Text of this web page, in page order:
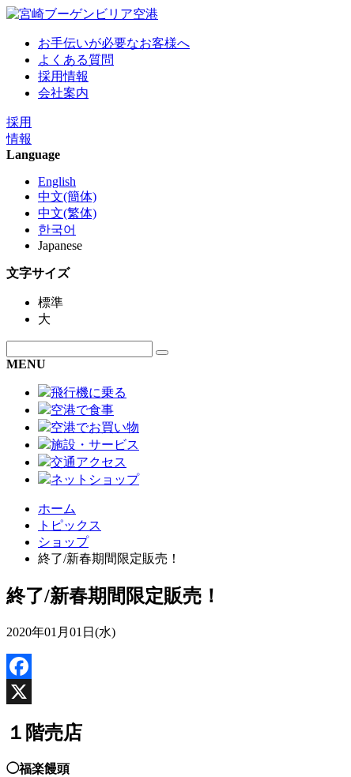
お手伝いが必要なお客様へ
よくある質問
採用情報
会社案内
採用
情報
Language
English
中文(簡体)
中文(繁体)
한국어
Japanese
文字サイズ
標準
大
MENU
飛行機に乗る
空港で食事
空港でお買い物
施設・サービス
交通アクセス
ネットショップ
ホーム
トピックス
ショップ
終了/新春期間限定販売！
終了/新春期間限定販売！
2020年01月01日(水)
Facebook
１階売店
◯福楽饅頭